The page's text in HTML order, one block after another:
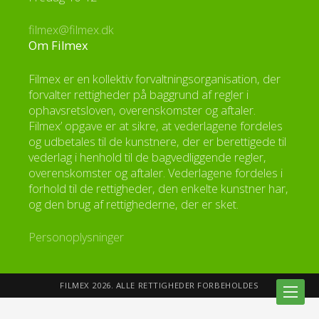
filmex@filmex.dk
Om Filmex
Filmex er en kollektiv forvaltningsorganisation, der
forvalter rettigheder på baggrund af regler i
ophavsretsloven, overenskomster og aftaler.
Filmex’ opgave er at sikre, at vederlagene fordeles
og udbetales til de kunstnere, der er berettigede til
vederlag i henhold til de bagvedliggende regler,
overenskomster og aftaler. Vederlagene fordeles i
forhold til de rettigheder, den enkelte kunstner har,
og den brug af rettighederne, der er sket.
Personoplysninger
FILMEX 2026. ALLE RETTIGHEDER FORBEHOLDES